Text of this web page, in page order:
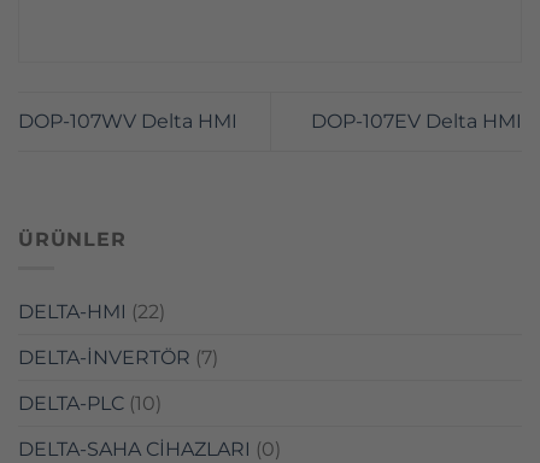
DOP-107WV Delta HMI DOP-107EV Delta HMI
ÜRÜNLER
DELTA-HMI (22)
DELTA-İNVERTÖR (7)
DELTA-PLC (10)
DELTA-SAHA CİHAZLARI (0)